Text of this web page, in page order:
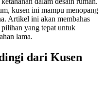
kusen ini mampu menopang
Artikel ini akan membahas
yang tepat untuk
lama.
dari Kusen